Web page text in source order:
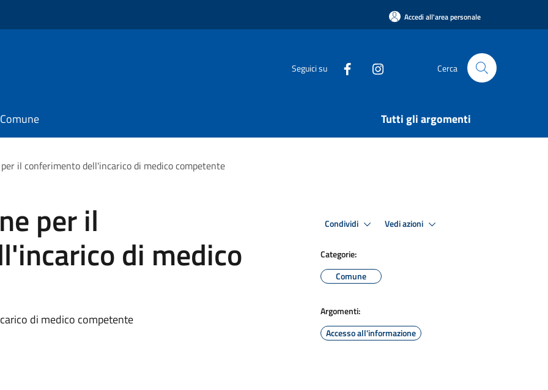
Accedi all'area personale
Seguici su Cerca
Tutti gli argomenti
il conferimento dell'incarico di medico competente
per il
di medico
di medico competente
Condividi Vedi azioni
Categorie:
Comune
Argomenti:
Accesso all'informazione